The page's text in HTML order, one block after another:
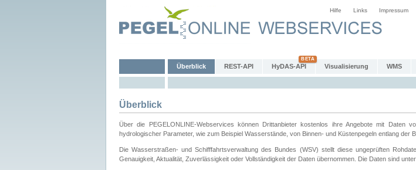
Hilfe Links Impressum
Überblick REST-API HyDAS-API Visualisierung WMS
Überblick
Über die PEGELONLINE-Webservices können Drittanbieter kostenlos ihre Angebote mit Daten
hydrologischer Parameter, wie zum Beispiel Wasserstände, von Binnen- und Küstenpegeln entlang der
Die Wasserstraßen- und Schifffahrtsverwaltung des Bundes (WSV) stellt diese ungeprüften
Genauigkeit, Aktualität, Zuverlässigkeit oder Vollständigkeit der Daten übernommen. Die Daten sind